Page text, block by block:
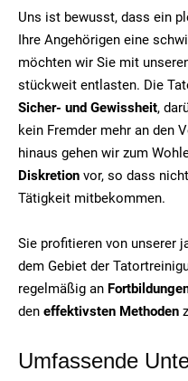
Uns ist bewusst, dass ein
Ihre Angehörigen eine
möchten wir Sie mit
stückweit entlasten. Die
Sicher- und Gewissheit,
kein Fremder mehr an den
hinaus gehen wir zum
Diskretion vor, so dass
Tätigkeit mitbekommen.
Sie profitieren von unserer
dem Gebiet der
regelmäßig an
den effektivsten Methoden
Umfassende